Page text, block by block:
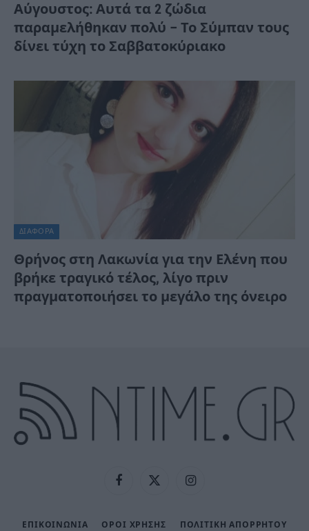
Αύγουστος: Αυτά τα 2 ζώδια
παραμελήθηκαν πολύ – Το Σύμπαν τους
δίνει τύχη το Σαββατοκύριακο
ΔΙΆΦΟΡΑ
Θρήνος στη Λακωνία για την Ελένη που
βρήκε τραγικό τέλος, λίγο πριν
πραγματοποιήσει το μεγάλο της όνειρο
FacebookX
Instagram
ΕΠΙΚΟΙΝΩΝΙΑ ΟΡΟΙ ΧΡΗΣΗΣ ΠΟΛΙΤΙΚΉ ΑΠΟΡΡΉΤΟΥ